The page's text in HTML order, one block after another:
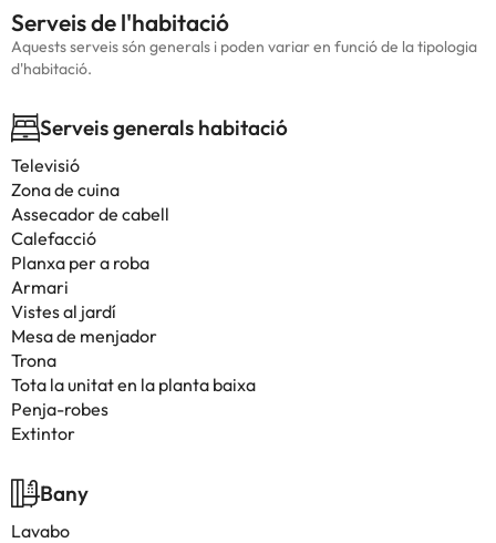
Serveis de l'habitació
Aquests serveis són generals i poden variar en funció de la tipologia
d'habitació.
Serveis generals habitació
Televisió
Zona de cuina
Assecador de cabell
Calefacció
Planxa per a roba
Armari
Vistes al jardí
Mesa de menjador
Trona
Tota la unitat en la planta baixa
Penja-robes
Extintor
Bany
Lavabo